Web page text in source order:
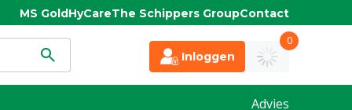
MS GoldHyCareThe Schippers GroupContact
Inloggen
0
Advies